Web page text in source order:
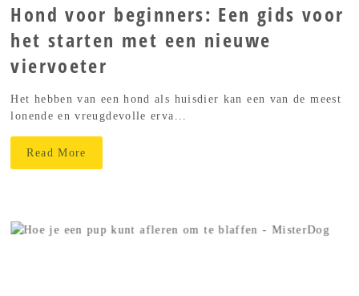
Hond voor beginners: Een gids voor
het starten met een nieuwe
viervoeter
Het hebben van een hond als huisdier kan een van de meest
lonende en vreugdevolle erva...
Read More